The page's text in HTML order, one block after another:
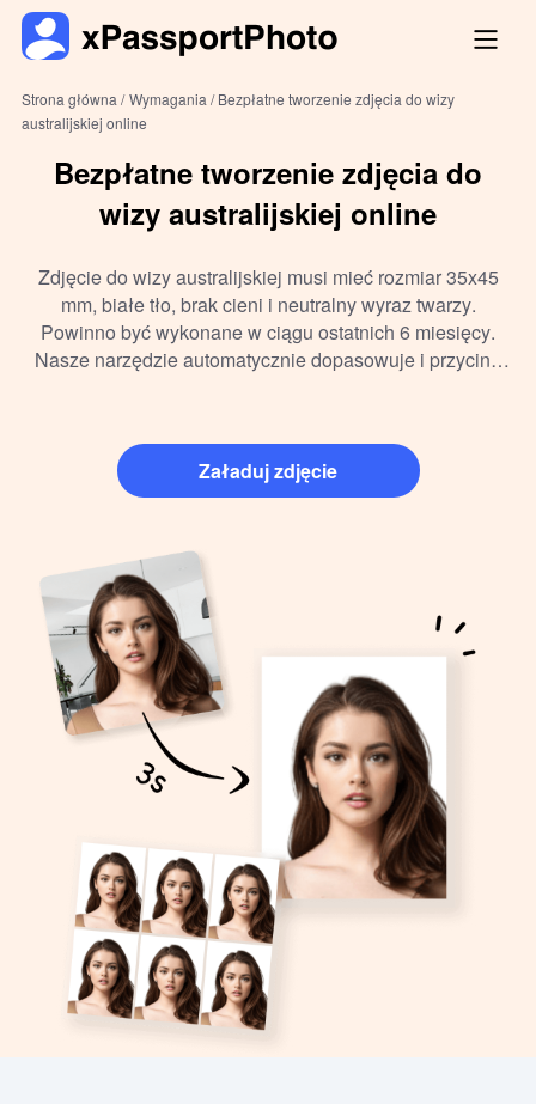
Strona główna / Wymagania /Bezpłatne tworzenie zdjęcia do wizy
australijskiej online
Bezpłatne tworzenie zdjęcia do
wizy australijskiej online
Zdjęcie do wizy australijskiej musi mieć rozmiar 35x45
mm, białe tło, brak cieni i neutralny wyraz twarzy.
Powinno być wykonane w ciągu ostatnich 6 miesięcy.
Nasze narzędzie automatycznie dopasowuje i przycina
Załaduj zdjęcie